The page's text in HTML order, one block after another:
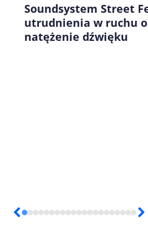
Soundsystem Street
utrudnienia w ruchu
natężenie dźwięku